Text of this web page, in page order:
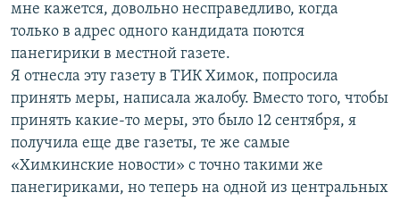
мне кажется, довольно несправедливо, когда
только в адрес одного кандидата поются
панегирики в местной газете.
Я отнесла эту газету в ТИК Химок, попросила
принять меры, написала жалобу. Вместо того, чтобы
принять какие-то меры, это было 12 сентября, я
получила еще две газеты, те же самые
«Химкинские новости» с точно такими же
панегириками, но теперь на одной из центральных